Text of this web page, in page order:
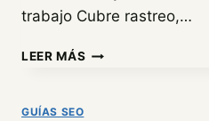
trabajo Cubre rastreo,…
LEER MÁS ¿DE
GUÍAS SEO